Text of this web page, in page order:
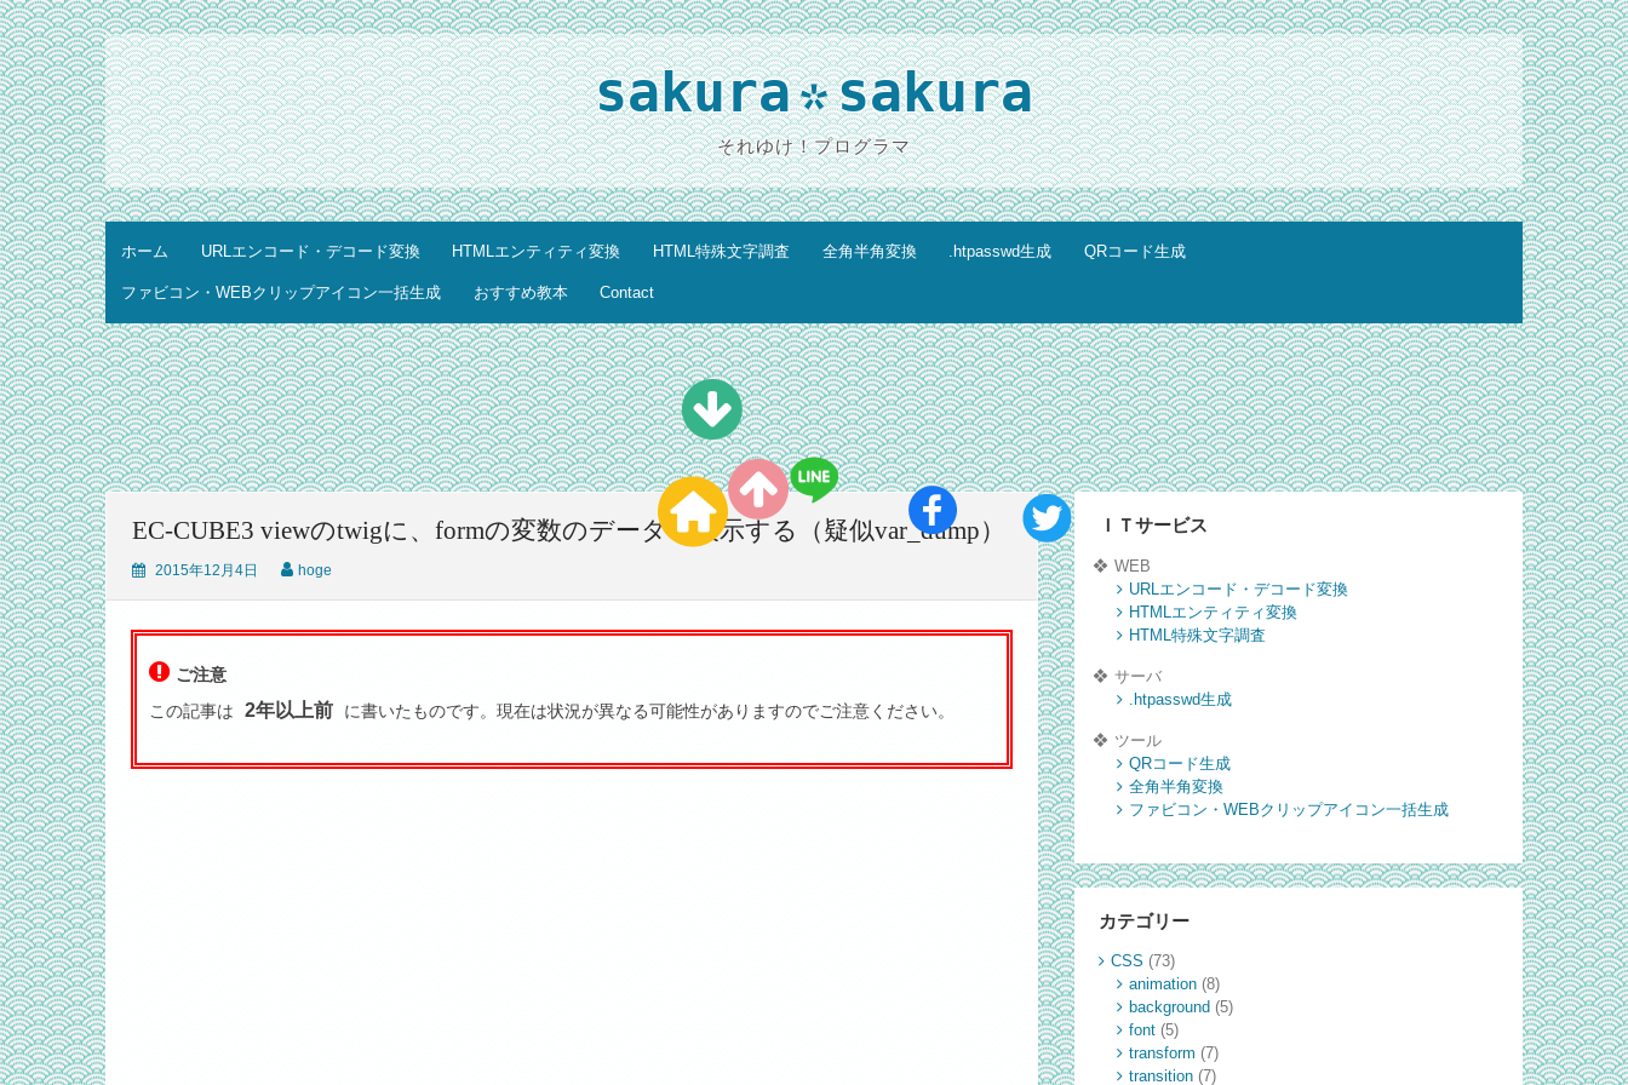
sakura*sakura
それゆけ！プログラマ
ホーム URLエンコード・デコード変換 HTMLエンティティ変換 HTML特殊文字調査 全角半角変換 .htpasswd生成 QRコード生成
ファビコン・WEBクリップアイコン一括生成 おすすめ教本 Contact
EC-CUBE3 viewのtwigに、formの変数のデータを表示する（疑似var_dump）
2015年12月4日 hoge
ご注意
この記事は
2年以上前 に書いたものです。現在は状況が異なる可能性がありますのでご注意ください。
ＩＴサービス
WEB
URLエンコード・デコード変換
HTMLエンティティ変換
HTML特殊文字調査
サーバ
.htpasswd生成
ツール
QRコード生成
全角半角変換
ファビコン・WEBクリップアイコン一括生成
カテゴリー
CSS (73)
animation(8)
background (5)
font(5)
transform (7)
transition(7)